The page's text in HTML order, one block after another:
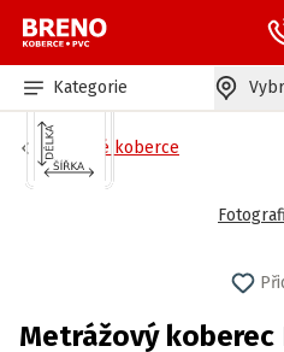
Kategorie
Zátěžové koberce
Metrážový koberec